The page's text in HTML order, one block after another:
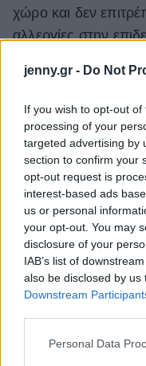
jenny.gr - Do Not
If you wish to opt-out
processing of your
targeted advertising by
section to confirm your
opt-out request is
interest-based ads
us or personal
your opt-out. You may
disclosure of your
IAB’s list of
also be disclosed by
Downstream
Please note that this
Personal Data
χώρο και δεν
αλλεργίες στην
Δείτε ακόμη:
Οι 7 top κρέμες
απόλυτη λάμψη